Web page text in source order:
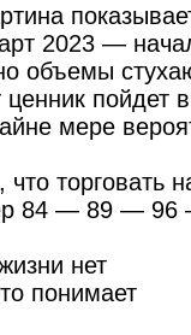
2023 —
объемы
ценник пойдет
мере
что торговать
84 — 89 — 96
нет
понимает